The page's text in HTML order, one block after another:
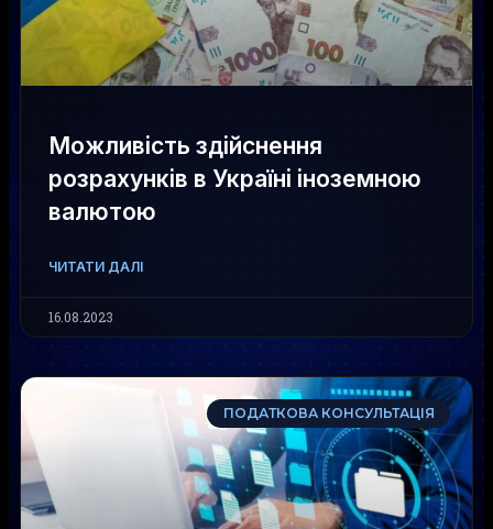
Можливість здійснення
розрахунків в Україні іноземною
валютою
ЧИТАТИ ДАЛІ
16.08.2023
ПОДАТКОВА КОНСУЛЬТАЦІЯ